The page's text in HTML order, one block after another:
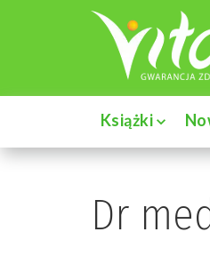
Książki
Dr